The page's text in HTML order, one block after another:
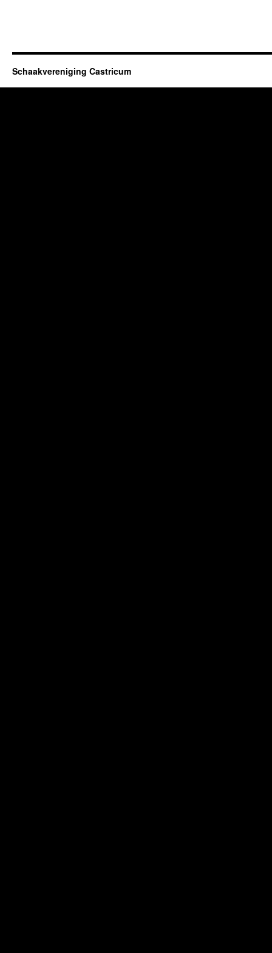
Schaakvereniging Castricum